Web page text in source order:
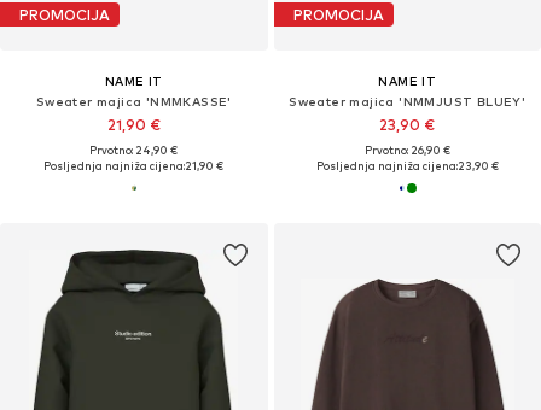
PROMOCIJA
NAME IT
Sweater majica 'NMMKASSE'
21,90 €
Prvotno: 24,90 €
Posljednja najniža cijena:21,90 €
PROMOCIJA
NAME IT
Sweater majica 'NMMJUST BLUEY'
23,90 €
Prvotno: 26,90 €
Posljednja najniža cijena:23,90 €